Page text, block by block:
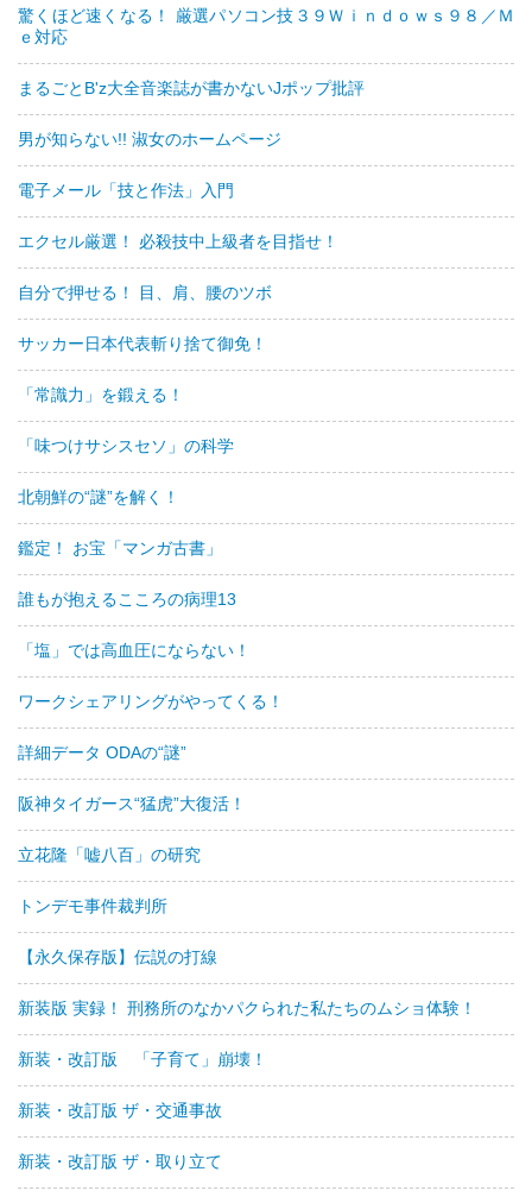
驚くほど速くなる！ 厳選パソコン技３９Ｗｉｎｄｏｗｓ９８／Ｍ
ｅ対応
まるごとB'z大全音楽誌が書かないJポップ批評
男が知らない!! 淑女のホームページ
電子メール「技と作法」入門
エクセル厳選！ 必殺技中上級者を目指せ！
自分で押せる！ 目、肩、腰のツボ
サッカー日本代表斬り捨て御免！
「常識力」を鍛える！
「味つけサシスセソ」の科学
北朝鮮の“謎”を解く！
鑑定！ お宝「マンガ古書」
誰もが抱えるこころの病理13
「塩」では高血圧にならない！
ワークシェアリングがやってくる！
詳細データ ODAの“謎”
阪神タイガース“猛虎”大復活！
立花隆「嘘八百」の研究
トンデモ事件裁判所
【永久保存版】伝説の打線
新装版 実録！ 刑務所のなかパクられた私たちのムショ体験！
新装・改訂版 「子育て」崩壊！
新装・改訂版 ザ・交通事故
新装・改訂版 ザ・取り立て